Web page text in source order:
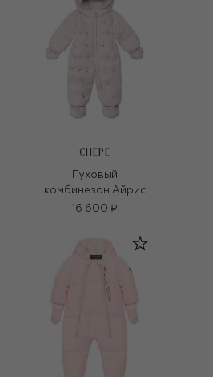
CHEPE
Пуховый
комбинезон Айрис
16 600 ₽